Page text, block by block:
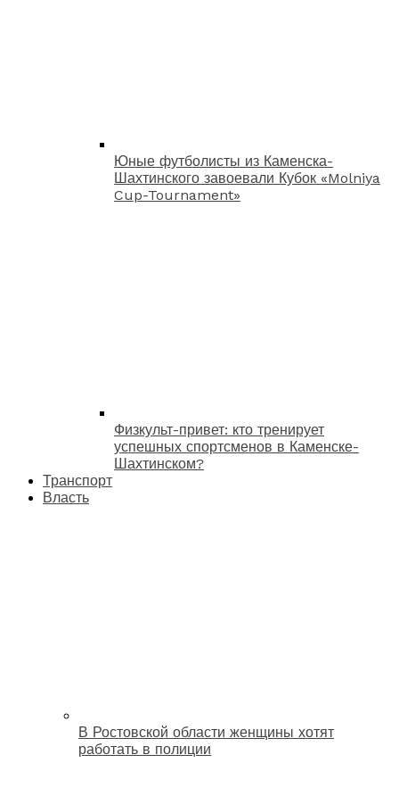
Юные футболисты из Каменска-
Шахтинского завоевали Кубок «Molniya
Cup-Tournament»
Физкульт-привет: кто тренирует
успешных спортсменов в Каменске-
Шахтинском?
Транспорт
Власть
В Ростовской области женщины хотят
работать в полиции